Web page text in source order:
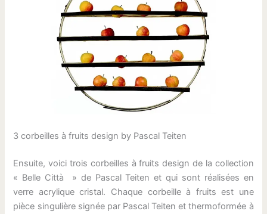
3 corbeilles à fruits design by Pascal Teiten
Ensuite, voici trois corbeilles à fruits design de la collection
« Belle Città » de Pascal Teiten et qui sont réalisées en
verre acrylique cristal. Chaque corbeille à fruits est une
pièce singulière signée par Pascal Teiten et thermoformée à